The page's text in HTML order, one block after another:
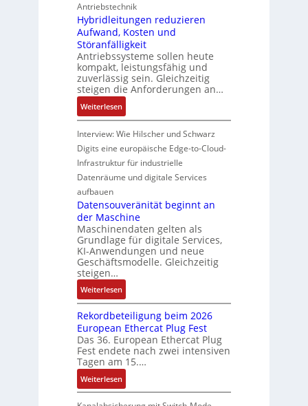
r
a
u
e
U
m
g
e
b
u
n
g
e
n
P
r
o
d
u
k
t
i
o
n
s
a
n
y
s
e
f
ü
r
C
r
i
m
p
w
r
z
e
u
g
e
W
e
g
s
e
n
s
b
e
r
w
a
c
h
t
t
h
e
c
h
e
G
e
f
f
e
r
m
o
d
u
l
e
m
i
t
2
0
u
n
d
4
0
A
Antriebstechnik
Hybridleitungen reduzieren
Aufwand, Kosten und
Störanfälligkeit
Antriebssysteme sollen heute
kompakt, leistungsfähig und
zuverlässig sein. Gleichzeitig
steigen die Anforderungen an…
Weiterlesen:
H
y
e
i
t
u
n
e
n
r
e
d
u
z
i
e
Interview: Wie Hilscher und Schwarz
Digits eine europäische Edge-to-Cloud-
Infrastruktur für industrielle
Datenräume und digitale Services
aufbauen
Datensouveränität beginnt an
der Maschine
Maschinendaten gelten als
Grundlage für digitale Services,
KI-Anwendungen und neue
Geschäftsmodelle. Gleichzeitig
steigen…
Weiterlesen:
D
a
e
n
s
o
u
Rekordbeteiligung beim 2026
European Ethercat Plug Fest
Das 36. European Ethercat Plug
Fest endete nach zwei intensiven
Tagen am 15.…
Weiterlesen:
R